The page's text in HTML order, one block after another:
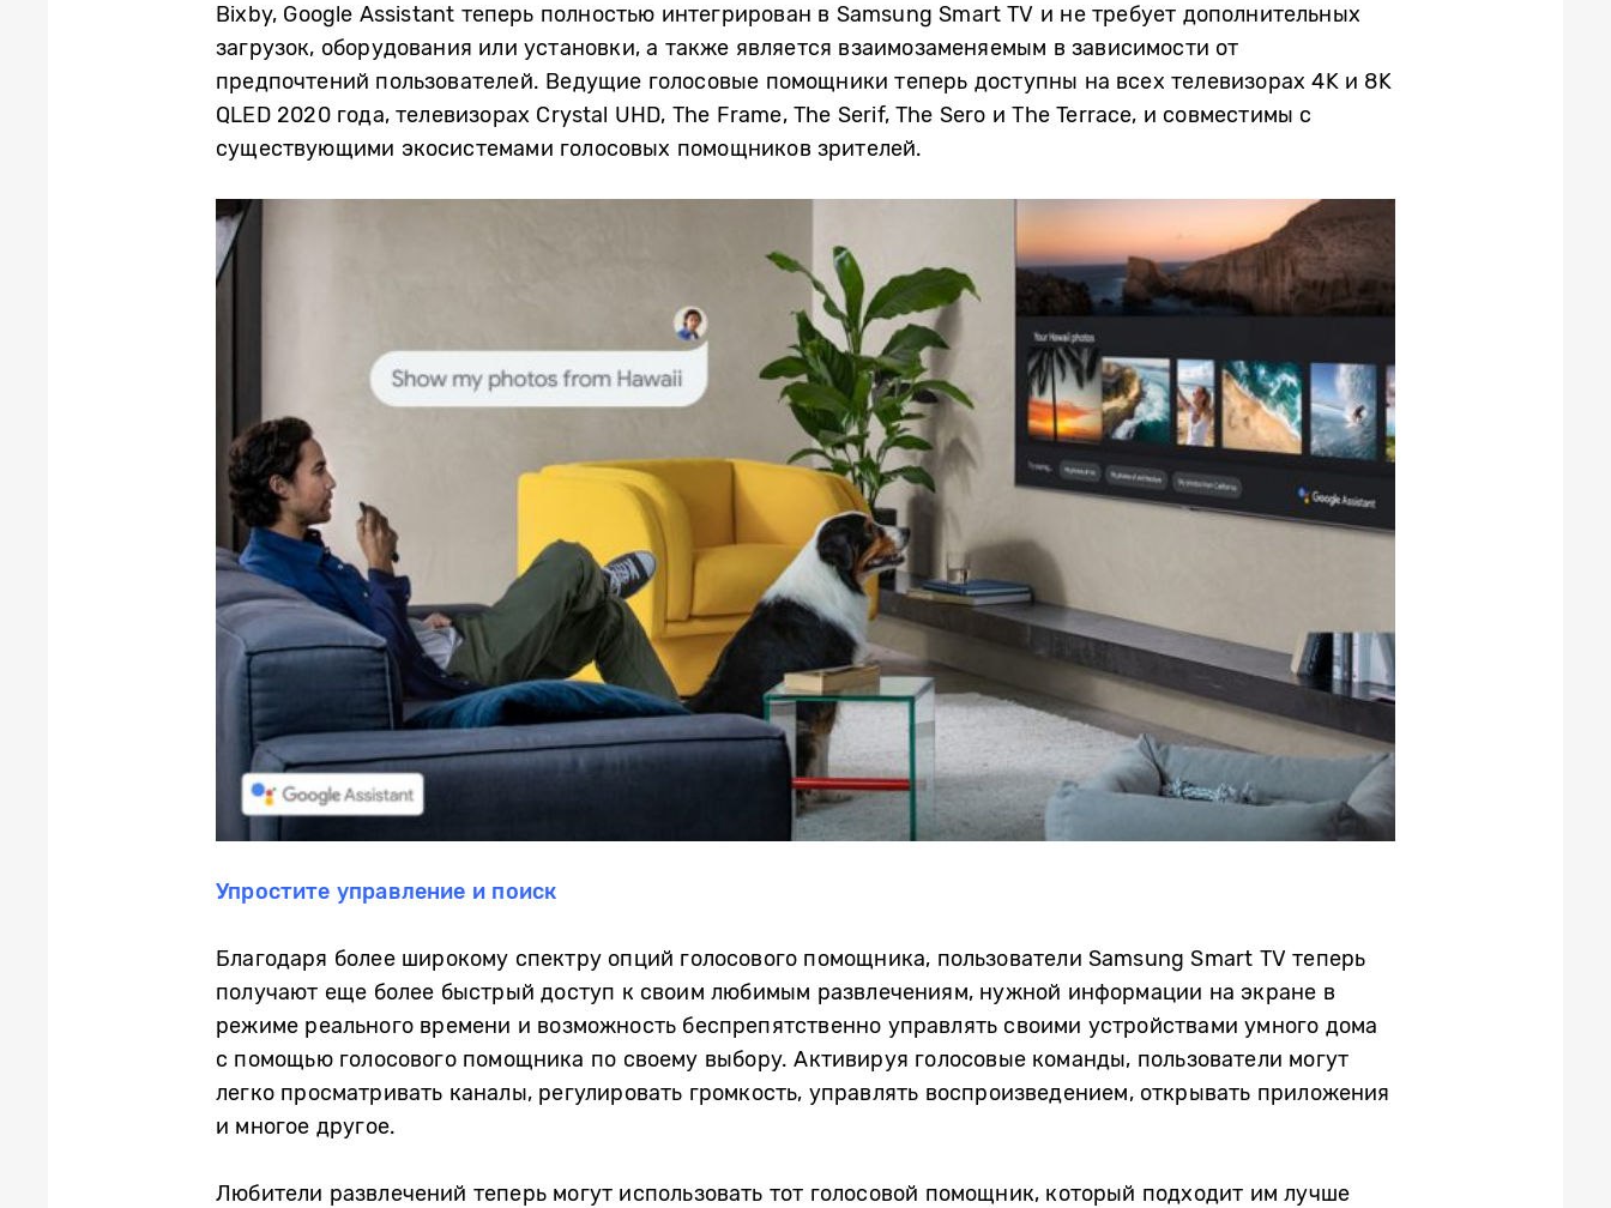
Bixby, Google Assistant теперь полностью интегрирован в Samsung Smart TV и не требует дополнительных
загрузок, оборудования или установки, а также является взаимозаменяемым в зависимости от
предпочтений пользователей. Ведущие голосовые помощники теперь доступны на всех телевизорах 4K и 8K
QLED 2020 года, телевизорах Crystal UHD, The Frame, The Serif, The Sero и The Terrace, и совместимы с
существующими экосистемами голосовых помощников зрителей.
Упростите управление и поиск
Благодаря более широкому спектру опций голосового помощника, пользователи Samsung Smart TV теперь
получают еще более быстрый доступ к своим любимым развлечениям, нужной информации на экране в
режиме реального времени и возможность беспрепятственно управлять своими устройствами умного дома
с помощью голосового помощника по своему выбору. Активируя голосовые команды, пользователи могут
легко просматривать каналы, регулировать громкость, управлять воспроизведением, открывать приложения
и многое другое.
Любители развлечений теперь могут использовать тот голосовой помощник, который подходит им лучше